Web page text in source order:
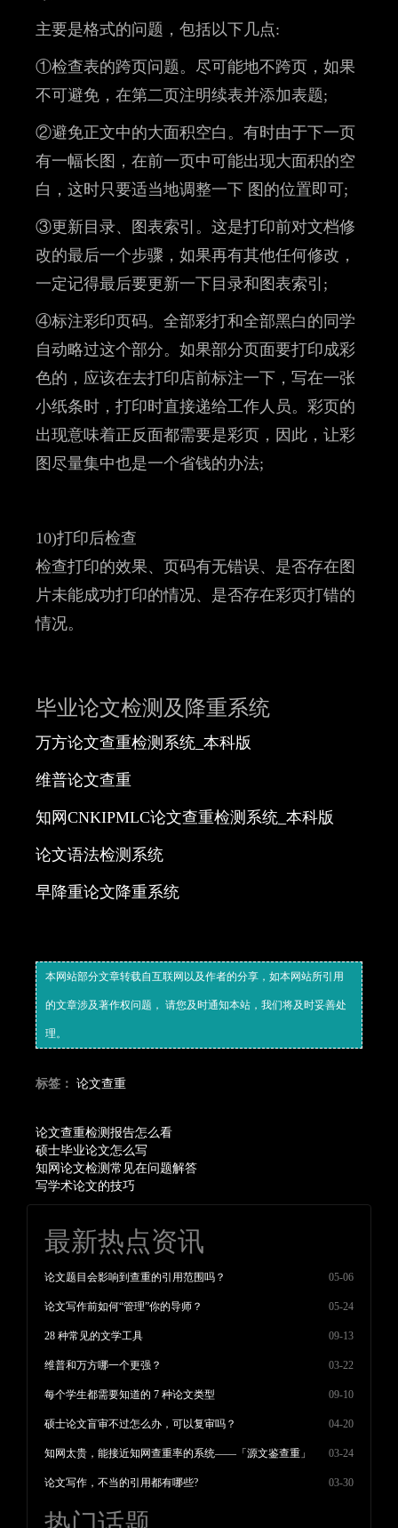
主要是格式的问题，包括以下几点:
①检查表的跨页问题。尽可能地不跨页，如果
不可避免，在第二页注明续表并添加表题;
②避免正文中的大面积空白。有时由于下一页
有一幅长图，在前一页中可能出现大面积的空
白，这时只要适当地调整一下 图的位置即可;
③更新目录、图表索引。这是打印前对文档修
改的最后一个步骤，如果再有其他任何修改，
一定记得最后要更新一下目录和图表索引;
④标注彩印页码。全部彩打和全部黑白的同学
自动略过这个部分。如果部分页面要打印成彩
色的，应该在去打印店前标注一下，写在一张
小纸条时，打印时直接递给工作人员。彩页的
出现意味着正反面都需要是彩页，因此，让彩
图尽量集中也是一个省钱的办法;
10)打印后检查
检查打印的效果、页码有无错误、是否存在图
片未能成功打印的情况、是否存在彩页打错的
情况。
毕业论文检测及降重系统
万方论文查重检测系统_本科版
​维普论文查重
​知网CNKIPMLC论文查重检测系统_本科版
​论文语法检测系统
​早降重论文降重系统
本网站部分文章转载自互联网以及作者的分享，如本网站所引用
的文章涉及著作权问题， 请您及时通知本站，我们将及时妥善处
理。
标签： 论文查重
论文查重检测报告怎么看
硕士毕业论文怎么写
知网论文检测常见在问题解答
写学术论文的技巧
最新热点资讯
论文题目会影响到查重的引用范围吗？ 05-06
论文写作前如何“管理”你的导师？ 05-24
28 种常见的文学工具 09-13
维普和万方哪一个更强？ 03-22
每个学生都需要知道的 7 种论文类型 09-10
硕士论文盲审不过怎么办，可以复审吗？ 04-20
知网太贵，能接近知网查重率的系统——「源文鉴查重」 03-24
论文写作，不当的引用都有哪些? 03-30